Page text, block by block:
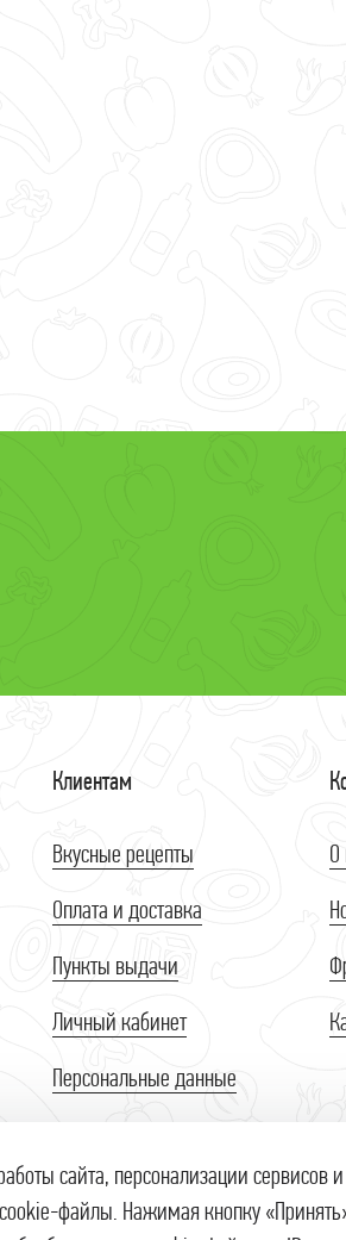
Клиентам
Вкусные рецепты
Оплата и доставка
Пункты выдачи
Личный кабинет
Персональные данные
Правила продажи на сайте
О
сайта, персонализации сервисов
файлы. Нажимая кнопку